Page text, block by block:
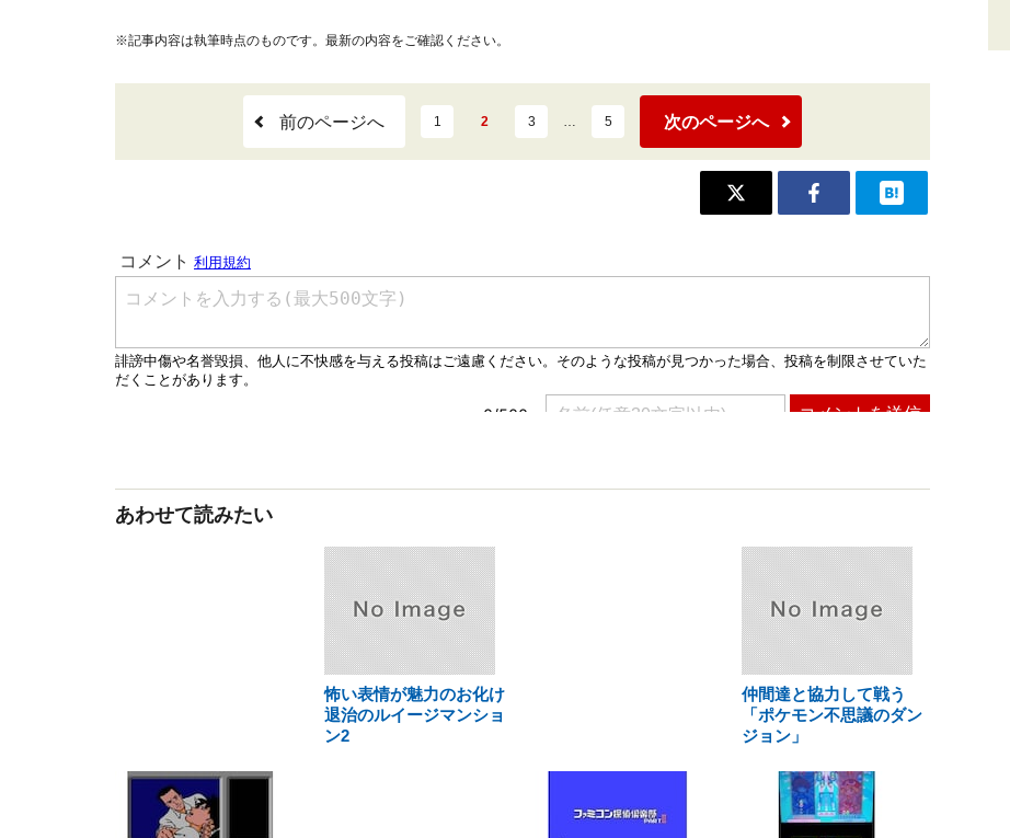
※記事内容は執筆時点のものです。最新の内容をご確認ください。
前のページへ 1 2 3 … 5 次のページへ
あわせて読みたい
怖い表情が魅力のお化け
退治のルイージマンショ
ン2
仲間達と協力して戦う
「ポケモン不思議のダン
ジョン」